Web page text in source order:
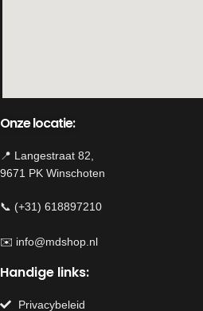
Onze locatie:
📍 Langestraat 82,
9671 PK Winschoten
📞 (+31) 618897210
✉️ info@mdshop.nl
Handige links:
Privacybeleid